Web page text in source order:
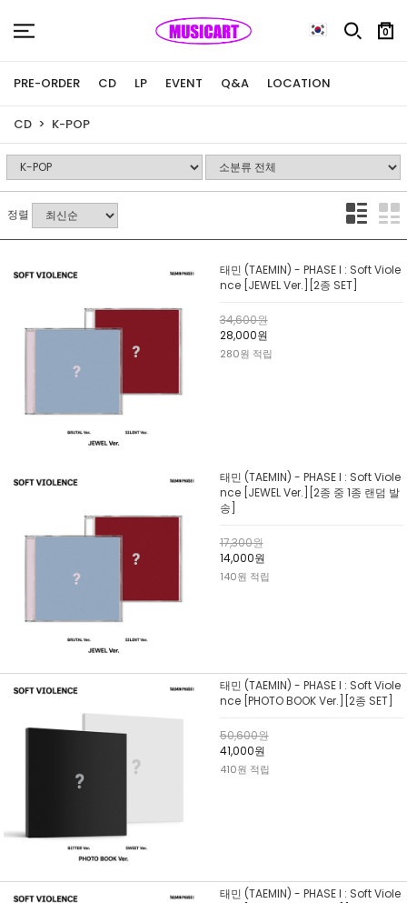
0
PRE-ORDER CD LP EVENT Q&A LOCATION
CD K-POP
정렬
태민 (TAEMIN) - PHASE I : Soft Viole
nce [JEWEL Ver.][2종 SET]
34,600원
28,000원
280원 적립
태민 (TAEMIN) - PHASE I : Soft Viole
nce [JEWEL Ver.][2종 중 1종 랜덤 발
송]
17,300원
14,000원
140원 적립
태민 (TAEMIN) - PHASE I : Soft Viole
nce [PHOTO BOOK Ver.][2종 SET]
50,600원
41,000원
410원 적립
태민 (TAEMIN) - PHASE I : Soft Viole